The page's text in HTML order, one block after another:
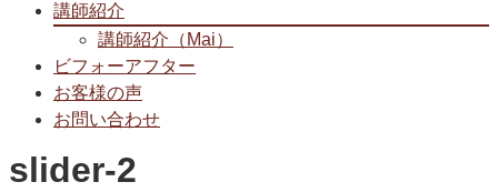
講師紹介
講師紹介（Mai）
ビフォーアフター
お客様の声
お問い合わせ
slider-2